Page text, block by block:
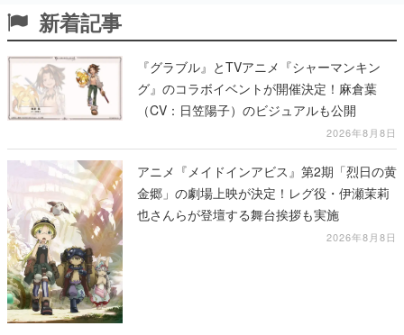
新着記事
『グラブル』とTVアニメ『シャーマンキン
グ』のコラボイベントが開催決定！麻倉葉
（CV：日笠陽子）のビジュアルも公開
2026年8月8日
アニメ『メイドインアビス』第2期「烈日の黄
金郷」の劇場上映が決定！レグ役・伊瀬茉莉
也さんらが登壇する舞台挨拶も実施
2026年8月8日